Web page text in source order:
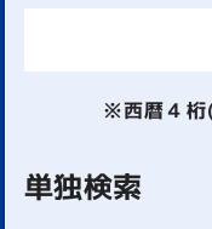
※西暦４桁
単独検索